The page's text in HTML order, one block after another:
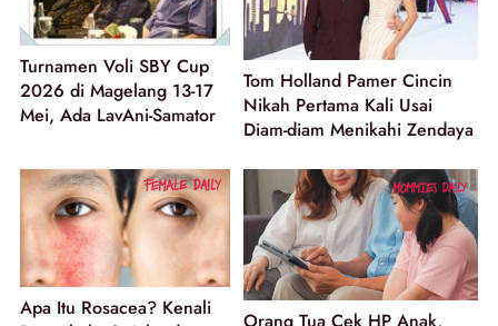
Turnamen Voli SBY Cup
2026 di Magelang 13-17
Mei, Ada LavAni-Samator
Tom Holland Pamer Cincin
Nikah Pertama Kali Usai
Diam-diam Menikahi Zendaya
Apa Itu Rosacea? Kenali